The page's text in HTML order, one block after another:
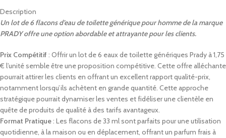
Description
Un lot de 6 flacons d’eau de toilette générique pour homme de la marque
PRADY offre une option abordable et attrayante pour les clients.
Prix Compétitif : Offrir un lot de 6 eaux de toilette génériques Prady à 1,75
€ l’unité semble être une proposition compétitive. Cette offre alléchante
pourrait attirer les clients en offrant un excellent rapport qualité-prix,
notamment lorsqu’ils achètent en grande quantité. Cette approche
stratégique pourrait dynamiser les ventes et fidéliser une clientèle en
quête de produits de qualité à des tarifs avantageux.
Format Pratique: Les flacons de 33 ml sont parfaits pour une utilisation
quotidienne, à la maison ou en déplacement, offrant un parfum frais à